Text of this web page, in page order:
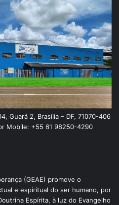
Guará 2, Brasília – DF, 71070-406
Mobile: +55 61 98250-4290
(GEAE) promove o
e espiritual do ser humano, por
Espírita, à luz do Evangelho